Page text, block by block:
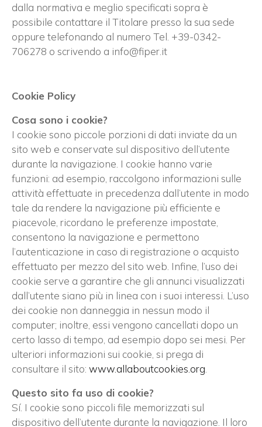
dalla normativa e meglio specificati sopra è
possibile contattare il Titolare presso la sua sede
oppure telefonando al numero Tel. +39-0342-
706278 o scrivendo a info@fiper.it
Cookie Policy
Cosa sono i cookie?
I cookie sono piccole porzioni di dati inviate da un
sito web e conservate sul dispositivo dell’utente
durante la navigazione. I cookie hanno varie
funzioni: ad esempio, raccolgono informazioni sulle
attività effettuate in precedenza dall’utente in modo
tale da rendere la navigazione più efficiente e
piacevole, ricordano le preferenze impostate,
consentono la navigazione e permettono
l’autenticazione in caso di registrazione o acquisto
effettuato per mezzo del sito web. Infine, l’uso dei
cookie serve a garantire che gli annunci visualizzati
dall’utente siano più in linea con i suoi interessi. L’uso
dei cookie non danneggia in nessun modo il
computer; inoltre, essi vengono cancellati dopo un
certo lasso di tempo, ad esempio dopo sei mesi. Per
ulteriori informazioni sui cookie, si prega di
consultare il sito: www.allaboutcookies.org.
Questo sito fa uso di cookie?
Sí. I cookie sono piccoli file memorizzati sul
dispositivo dell’utente durante la navigazione. Il loro